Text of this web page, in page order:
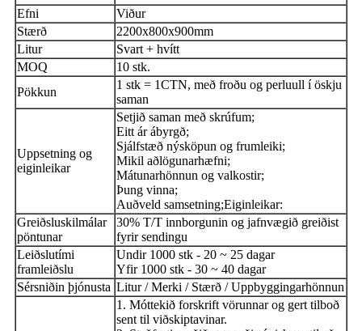
Efni
Viður
Stærð
2200x800x900mm
Litur
Svart + hvítt
MOQ
10 stk.
Pökkun
1 stk = 1CTN, með froðu og perluull í öskju
saman
Uppsetning og
eiginleikar
Setjið saman með skrúfum;
Eitt ár ábyrgð;
Sjálfstæð nýsköpun og frumleiki;
Mikil aðlögunarhæfni;
Mátunarhönnun og valkostir;
Þung vinna;
Auðveld samsetning;Eiginleikar:
Greiðsluskilmálar
pöntunar
30% T/T innborgunin og jafnvægið greiðist
fyrir sendingu
Leiðslutími
framleiðslu
Undir 1000 stk - 20 ~ 25 dagar
Yfir 1000 stk - 30 ~ 40 dagar
Sérsniðin þjónusta Litur / Merki / Stærð / Uppbyggingarhönnun
1. Móttekið forskrift vörunnar og gert tilboð
sent til viðskiptavinar.